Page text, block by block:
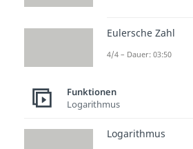
Eulersche Zahl
4/4 – Dauer: 03:50
Funktionen
Logarithmus
Logarithmus